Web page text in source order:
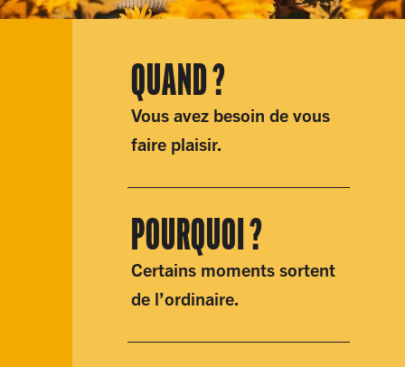
QUAND ?
Vous avez besoin de vous
faire plaisir.
POUR​QUOI ?
Certains moments sortent
de l’ordinaire.